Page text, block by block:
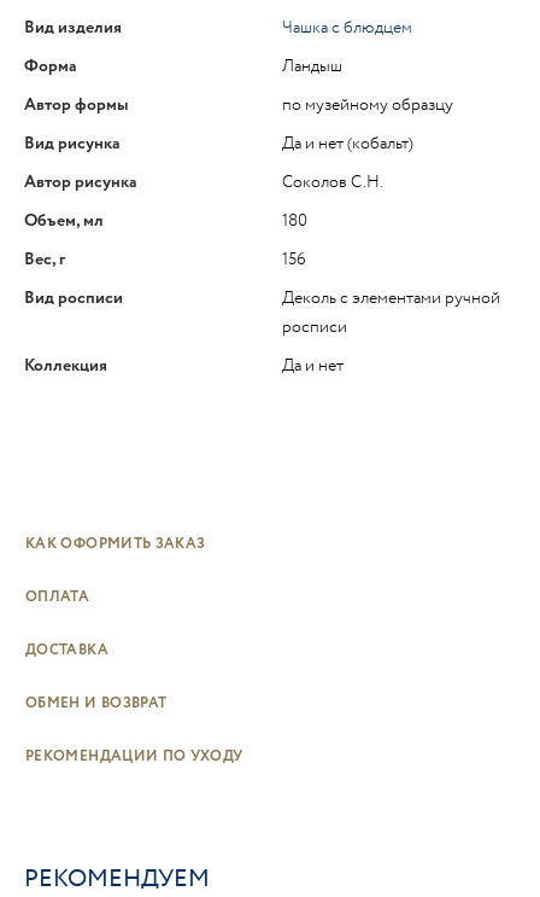
Вид изделия
Чашка с блюдцем
Форма
Ландыш
Автор формы
по музейному образцу
Вид рисунка
Да и нет (кобальт)
Автор рисунка
Соколов С.Н.
Объем, мл
180
Вес, г
156
Вид росписи
Деколь с элементами ручной
росписи
Коллекция
Да и нет
КАК ОФОРМИТЬ ЗАКАЗ
ОПЛАТА
ДОСТАВКА
ОБМЕН И ВОЗВРАТ
РЕКОМЕНДАЦИИ ПО УХОДУ
РЕКОМЕНДУЕМ